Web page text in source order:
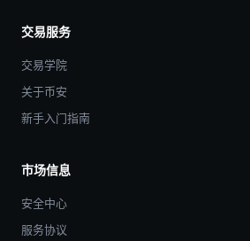
交易服务
交易学院
关于币安
新手入门指南
市场信息
安全中心
服务协议